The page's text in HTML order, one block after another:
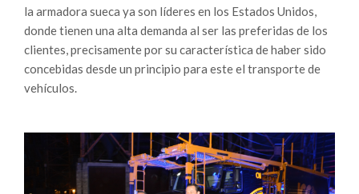
la armadora sueca ya son líderes en los Estados Unidos,
donde tienen una alta demanda al ser las preferidas de los
clientes, precisamente por su característica de haber sido
concebidas desde un principio para este el transporte de
vehículos.